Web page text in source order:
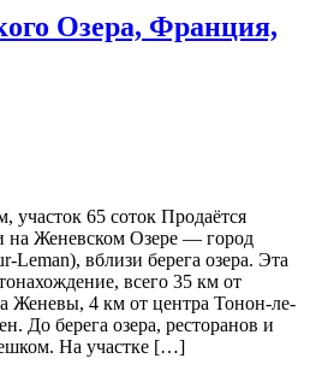
Озера, Франция,
участок 65 соток Продаётся
на Женевском Озере — город
вблизи берега озера. Эта
всего 35 км от
Женевы, 4 км от центра Тонон-ле-
До берега озера, ресторанов и
На участке […]